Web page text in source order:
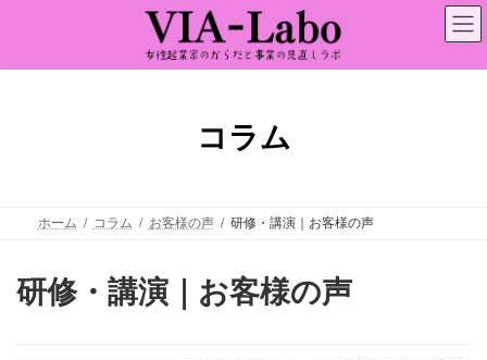
ン
ー
コラム
ホーム コラム お客様の声 研修・講演｜お客様の声
研修・講演｜お客様の声